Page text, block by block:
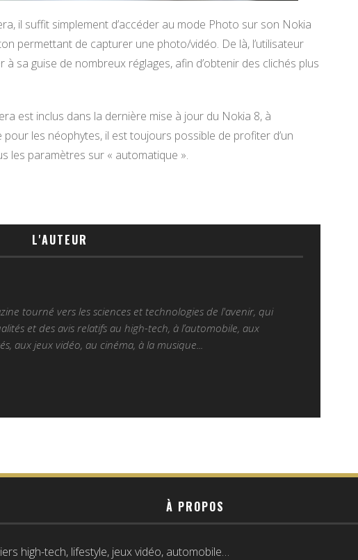
il suffit simplement d’accéder au mode Photo sur son Nokia
permettant de capturer une photo/vidéo. De là, l’utilisateur
sa guise de nombreux réglages, afin d’obtenir des clichés plus
est inclus dans la dernière mise à jour du Nokia 8, à
les néophytes, il est toujours possible de profiter d’un
les paramètres sur « automatique ».
L'AUTEUR
tourné vers les sciences et technologies de l'avenir, qui
et des avis relatifs au high-tech, à l’automobile, aux
aux jeux vidéo, au cinéma, à la musique...
À PROPOS
high-tech, lifestyle, jeux vidéo, automobile…